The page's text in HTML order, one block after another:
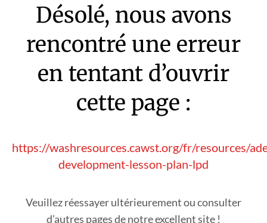
Désolé, nous avons
rencontré une erreur
en tentant d’ouvrir
cette page :
https://washresources.cawst.org/fr/resources/
development-lesson-plan-lpd
Veuillez réessayer ultérieurement ou consulter
d’autres pages de notre excellent site !